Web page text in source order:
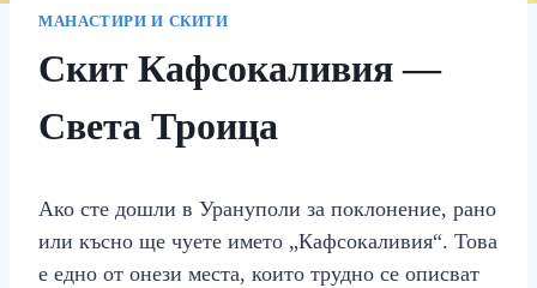
МАНАСТИРИ И СКИТИ
Скит Кафсокаливия —
Света Троица
Ако сте дошли в Урануполи за поклонение, рано
или късно ще чуете името „Кафсокаливия“. Това
е едно от онези места, които трудно се описват